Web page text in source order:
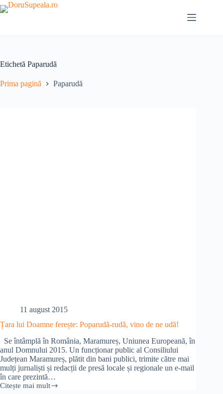
Sari
la
Etichetă Paparudă
Prima pagină Paparudă
11 august 2015
Țara lui Doamne ferește: Poparudă-rudă, vino de ne udă!
Se întâmplă în România, Maramureș, Uniunea Europeană, în
anul Domnului 2015. Un funcționar public al Consiliului
Județean Maramureș, plătit din bani publici, trimite către mai
mulți jurnaliști și redacții de presă locale și regionale un e-mail
în care prezintă…
Citește mai mult
Țara